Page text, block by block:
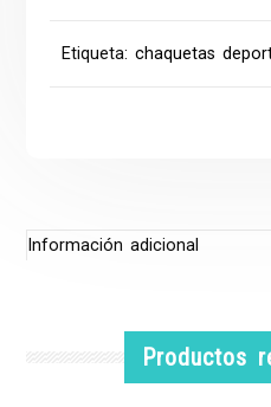
Etiqueta:chaquetas
Información adicional
Productos